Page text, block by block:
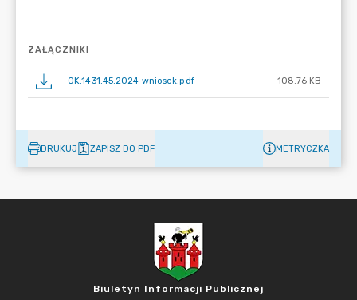
ZAŁĄCZNIKI
OK.1431.45.2024 wniosek.pdf 108.76 KB
DRUKUJ ZAPISZ DO PDF METRYCZKA
Biuletyn Informacji Publicznej